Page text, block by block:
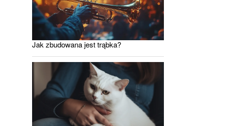
Jak zbudowana jest trąbka?